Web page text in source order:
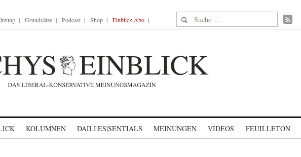
Grundsätze Podcast Shop Einblick-Abo Suche nach:
KOLUMNEN DAILI|ES|SENTIALS MEINUNGEN VIDEOS FEUILLETON